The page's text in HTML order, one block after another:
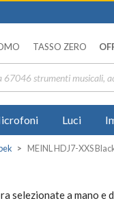
TASSO ZERO
Luci
MEINL HDJ7-XXS
selezionate a mano